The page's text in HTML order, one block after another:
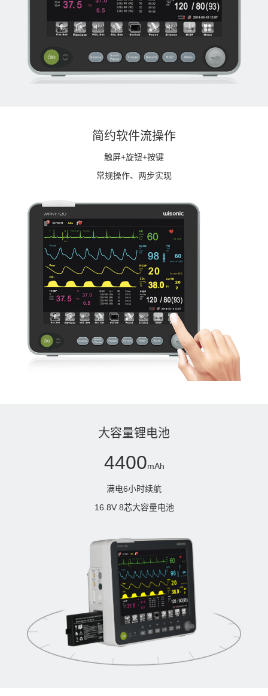
简约软件流操作
触屏+旋钮+按键
常规操作、两步实现
大容量锂电池
4400mAh
满电6小时续航
16.8V 8芯大容量电池